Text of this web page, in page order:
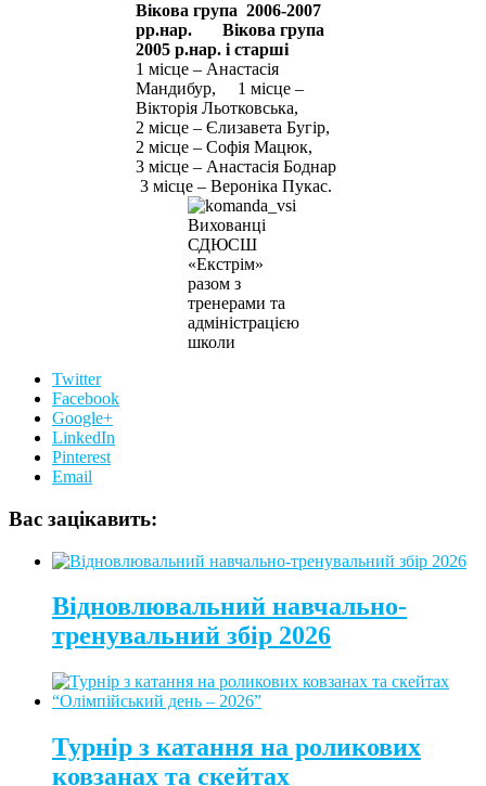
Вікова група 2006-2007
рр.нар. Вікова група
2005 р.нар. і старші
1 місце – Анастасія
Мандибур, 1 місце –
Вікторія Льотковська,
2 місце – Єлизавета Бугір,
2 місце – Софія Мацюк,
3 місце – Анастасія Боднар
3 місце – Вероніка Пукас.
Вихованці
СДЮСШ
«Екстрім»
разом з
тренерами та
адміністрацією
школи
Twitter
Facebook
Google+
LinkedIn
Pinterest
Email
Вас зацікавить:
Відновлювальний навчально-
тренувальний збір 2026
Турнір з катання на роликових
ковзанах та скейтах